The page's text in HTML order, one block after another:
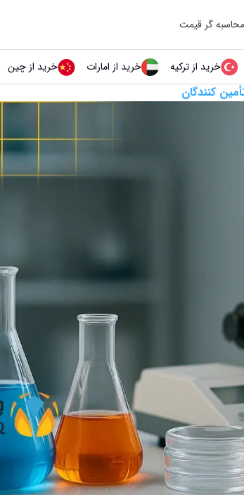
محاسبه گر قیمت
خرید از ترکیه خرید از امارات خرید از چین
کنندگان